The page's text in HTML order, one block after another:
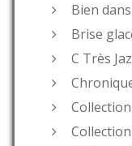
Bien
Brise
C Très